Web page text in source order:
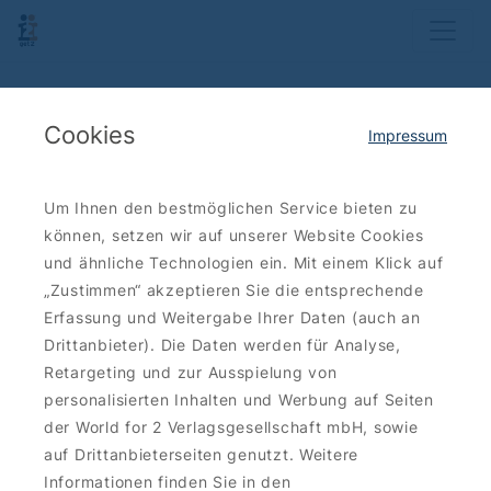
Cookies Impressum
Um Ihnen den bestmöglichen Service bieten zu
können, setzen wir auf unserer Website Cookies
und ähnliche Technologien ein. Mit einem Klick auf
„Zustimmen“ akzeptieren Sie die entsprechende
Erfassung und Weitergabe Ihrer Daten (auch an
Drittanbieter). Die Daten werden für Analyse,
Retargeting und zur Ausspielung von
personalisierten Inhalten und Werbung auf Seiten
der World for 2 Verlagsgesellschaft mbH, sowie
auf Drittanbieterseiten genutzt. Weitere
Informationen finden Sie in den